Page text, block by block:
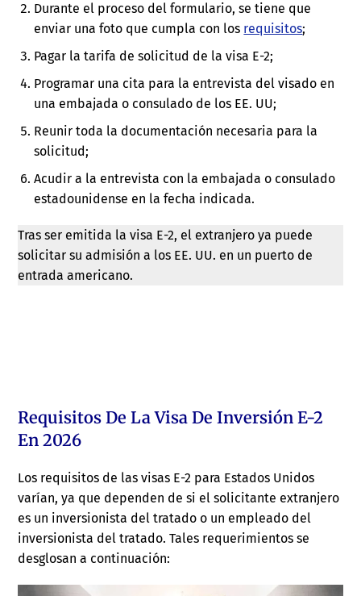
Durante el proceso del formulario, se tiene que
enviar una foto que cumpla con los requisitos;
Pagar la tarifa de solicitud de la visa E-2;
Programar una cita para la entrevista del visado en
una embajada o consulado de los EE. UU;
Reunir toda la documentación necesaria para la
solicitud;
Acudir a la entrevista con la embajada o consulado
estadounidense en la fecha indicada.
Tras ser emitida la visa E-2, el extranjero ya puede
solicitar su admisión a los EE. UU. en un puerto de
entrada americano.
Requisitos De La Visa De Inversión E-2
En 2026
Los requisitos de las visas E-2 para Estados Unidos
varían, ya que dependen de si el solicitante extranjero
es un inversionista del tratado o un empleado del
inversionista del tratado. Tales requerimientos se
desglosan a continuación: